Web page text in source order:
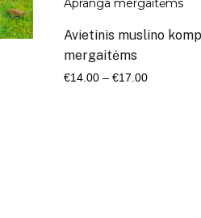
Apranga mergaitėms
Avietinis muslino
mergaitėms
€14.00 – €17.00Kaina